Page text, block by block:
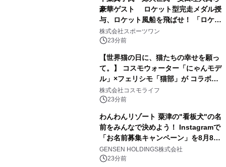
豪華ゲスト ロケット型完走メダル授
与、ロケット風船を飛ばせ！ 「ロケッ
トマラソン2026」開催
株式会社スポーツワン
23分前
【世界猫の日に、猫たちの幸せを願っ
て。】 コスモウォーター「にゃんモデ
ル」×フェリシモ「猫部」が コラボキ
ャンペーンを実施
株式会社コスモライフ
23分前
わんわんリゾート 粟津の"看板犬"の名
前をみんなで決めよう！ Instagramで
「お名前募集キャンペーン」を8月8日
(土)より開催
GENSEN HOLDINGS株式会社
23分前